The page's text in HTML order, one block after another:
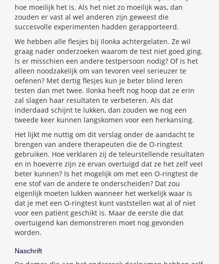
hoe moeilijk het is. Als het niet zo moeilijk was, dan
zouden er vast al wel anderen zijn geweest die
succesvolle experimenten hadden gerapporteerd.
We hebben alle flesjes bij Ilonka achtergelaten. Ze wil
graag nader onderzoeken waarom de test niet goed ging.
Is er misschien een andere testpersoon nodig? Of is het
alleen noodzakelijk om van tevoren veel serieuzer te
oefenen? Met dertig flesjes kun je beter blind leren
testen dan met twee. Ilonka heeft nog hoop dat ze erin
zal slagen haar resultaten te verbeteren. Als dat
inderdaad schijnt te lukken, dan zouden we nog een
tweede keer kunnen langskomen voor een herkansing.
Het lijkt me nuttig om dit verslag onder de aandacht te
brengen van andere therapeuten die de O-ringtest
gebruiken. Hoe verklaren zij de teleurstellende resultaten
en in hoeverre zijn ze ervan overtuigd dat ze het zelf veel
beter kunnen? Is het mogelijk om met een O-ringtest de
ene stof van de andere te onderscheiden? Dat zou
eigenlijk moeten lukken wanneer het werkelijk waar is
dat je met een O-ringtest kunt vaststellen wat al of niet
voor een patiënt geschikt is. Maar de eerste die dat
overtuigend kan demonstreren moet nog gevonden
worden.
Naschrift